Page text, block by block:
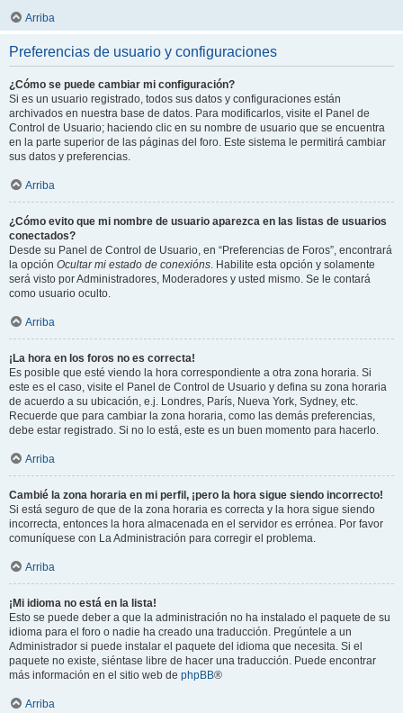
Arriba
Preferencias de usuario y configuraciones
¿Cómo se puede cambiar mi configuración?
Si es un usuario registrado, todos sus datos y configuraciones están
archivados en nuestra base de datos. Para modificarlos, visite el Panel de
Control de Usuario; haciendo clic en su nombre de usuario que se encuentra
en la parte superior de las páginas del foro. Este sistema le permitirá cambiar
sus datos y preferencias.
Arriba
¿Cómo evito que mi nombre de usuario aparezca en las listas de usuarios
conectados?
Desde su Panel de Control de Usuario, en “Preferencias de Foros”, encontrará
la opción Ocultar mi estado de conexións. Habilite esta opción y solamente
será visto por Administradores, Moderadores y usted mismo. Se le contará
como usuario oculto.
Arriba
¡La hora en los foros no es correcta!
Es posible que esté viendo la hora correspondiente a otra zona horaria. Si
este es el caso, visite el Panel de Control de Usuario y defina su zona horaria
de acuerdo a su ubicación, e.j. Londres, París, Nueva York, Sydney, etc.
Recuerde que para cambiar la zona horaria, como las demás preferencias,
debe estar registrado. Si no lo está, este es un buen momento para hacerlo.
Arriba
Cambié la zona horaria en mi perfil, ¡pero la hora sigue siendo incorrecto!
Si está seguro de que de la zona horaria es correcta y la hora sigue siendo
incorrecta, entonces la hora almacenada en el servidor es errónea. Por favor
comuníquese con La Administración para corregir el problema.
Arriba
¡Mi idioma no está en la lista!
Esto se puede deber a que la administración no ha instalado el paquete de su
idioma para el foro o nadie ha creado una traducción. Pregúntele a un
Administrador si puede instalar el paquete del idioma que necesita. Si el
paquete no existe, siéntase libre de hacer una traducción. Puede encontrar
más información en el sitio web de phpBB®
Arriba